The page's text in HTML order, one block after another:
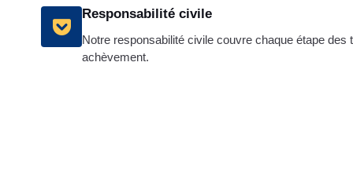
Responsabilité civile
Notre responsabilité civile couvre chaque étape des
achèvement.